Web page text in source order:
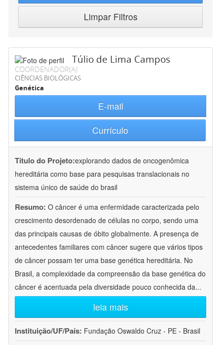
Limpar Filtros
Túlio de Lima Campos
COORDENADOR(A)
CIÊNCIAS BIOLÓGICAS
Genética
E-mail
Currículo
Título do Projeto:explorando dados de oncogenômica
hereditária como base para pesquisas translacionais no
sistema único de saúde do brasil
Resumo: O câncer é uma enfermidade caracterizada pelo
crescimento desordenado de células no corpo, sendo uma
das principais causas de óbito globalmente. A presença de
antecedentes familiares com câncer sugere que vários tipos
de câncer possam ter uma base genética hereditária. No
Brasil, a complexidade da compreensão da base genética do
câncer é acentuada pela diversidade pouco conhecida da...
leia mais
Instituição/UF/País: Fundação Oswaldo Cruz - PE - Brasil